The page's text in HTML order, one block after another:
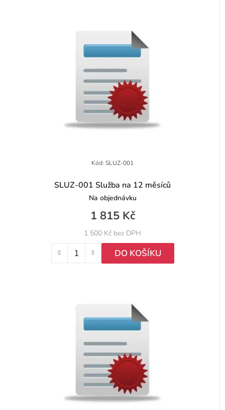
SLUZ-001 Služba na 12 měsíců
Na objednávku
1 500 Kč bez DPH
1 815 Kč
DO KOŠÍKU
Kód: SLUZ-001